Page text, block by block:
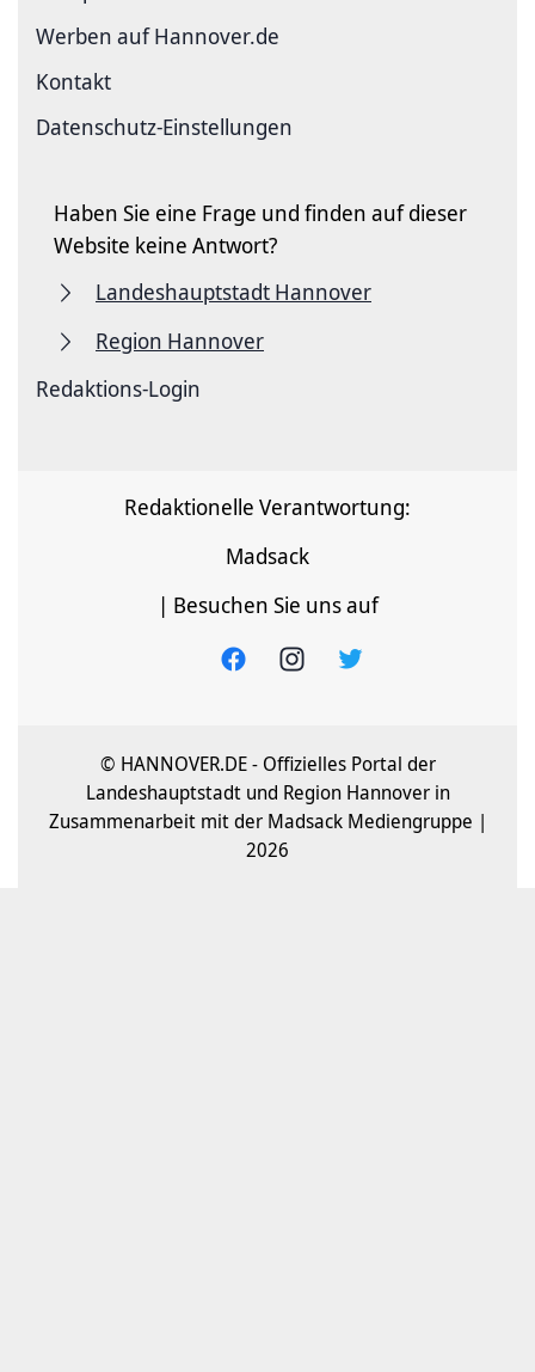
Werben auf Hannover.de
Kontakt
Datenschutz-Einstellungen
Haben Sie eine Frage und finden auf dieser
Website keine Antwort?
Landeshauptstadt Hannover
Region Hannover
Redaktions-Login
Redaktionelle Verantwortung:
Madsack
| Besuchen Sie uns auf
© HANNOVER.DE - Offizielles Portal der
Landeshauptstadt und Region Hannover in
Zusammenarbeit mit der Madsack Mediengruppe |
2026